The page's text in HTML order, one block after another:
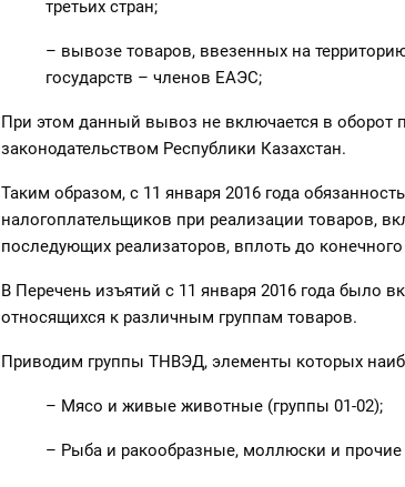
третьих стран;
– вывозе товаров, ввезенных на
государств – членов ЕАЭС;
При этом данный вывоз не включается в
законодательством Республики Казахстан.
Таким образом, с 11 января 2016 года
налогоплательщиков при реализации товаров,
последующих реализаторов, вплоть до конечного
В Перечень изъятий с 11 января 2016 года было
относящихся к различным группам товаров.
Приводим группы ТНВЭД, элементы которых
– Мясо и живые животные (группы 01-02);
– Рыба и ракообразные, моллюски и